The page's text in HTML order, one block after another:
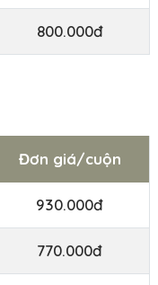
800.000đ
Đơn giá/cuộn
930.000đ
770.000đ